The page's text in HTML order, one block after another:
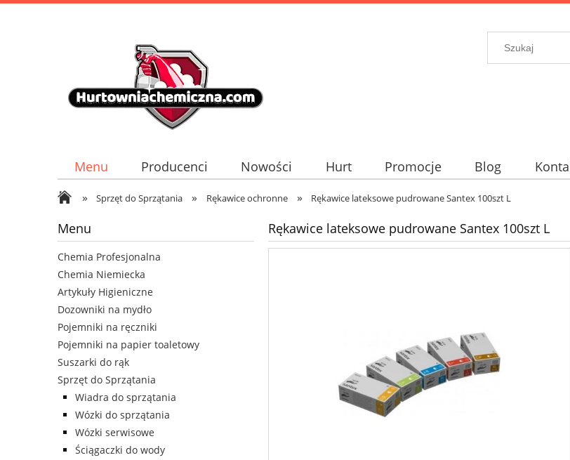
Menu Producenci Nowości Hurt Promocje Blog
» Sprzęt do Sprzątania » Rękawice ochronne » Rękawice lateksowe pudrowane Santex 100szt L
Menu
Chemia Profesjonalna
Chemia Niemiecka
Artykuły Higieniczne
Dozowniki na mydło
Pojemniki na ręczniki
Pojemniki na papier toaletowy
Suszarki do rąk
Sprzęt do Sprzątania
Wiadra do sprzątania
Wózki do sprzątania
Wózki serwisowe
Ściągaczki do wody
Rękawice lateksowe pudrowane Santex 100szt L